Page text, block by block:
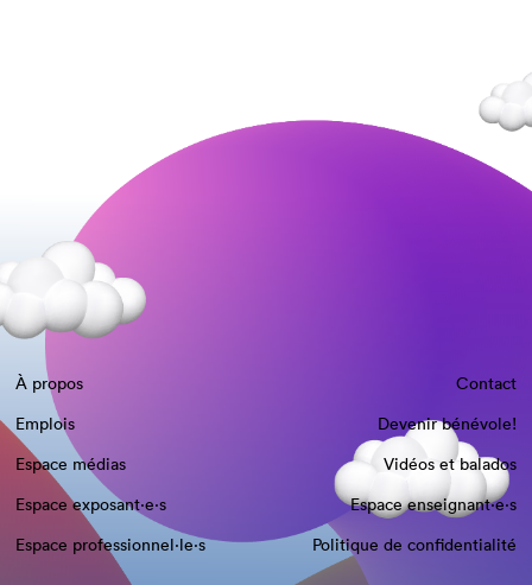
À propos
Contact
Emplois
Devenir bénévole!
Espace médias
Vidéos et balados
Espace exposant·e⋅s
Espace enseignant·e⋅s
Espace professionnel·le⋅s
Politique de confidentialité